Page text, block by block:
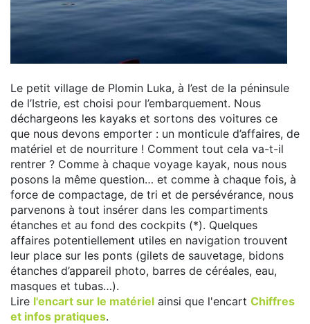
Le petit village de Plomin Luka, à l’est de la péninsule
de l’Istrie, est choisi pour l’embarquement. Nous
déchargeons les kayaks et sortons des voitures ce
que nous devons emporter : un monticule d’affaires, de
matériel et de nourriture ! Comment tout cela va-t-il
rentrer ? Comme à chaque voyage kayak, nous nous
posons la même question… et comme à chaque fois, à
force de compactage, de tri et de persévérance, nous
parvenons à tout insérer dans les compartiments
étanches et au fond des cockpits (*). Quelques
affaires potentiellement utiles en navigation trouvent
leur place sur les ponts (gilets de sauvetage, bidons
étanches d’appareil photo, barres de céréales, eau,
masques et tubas…).
Lire l'encart sur le matériel ainsi que l'encart Chiffres
et infos pratiques.